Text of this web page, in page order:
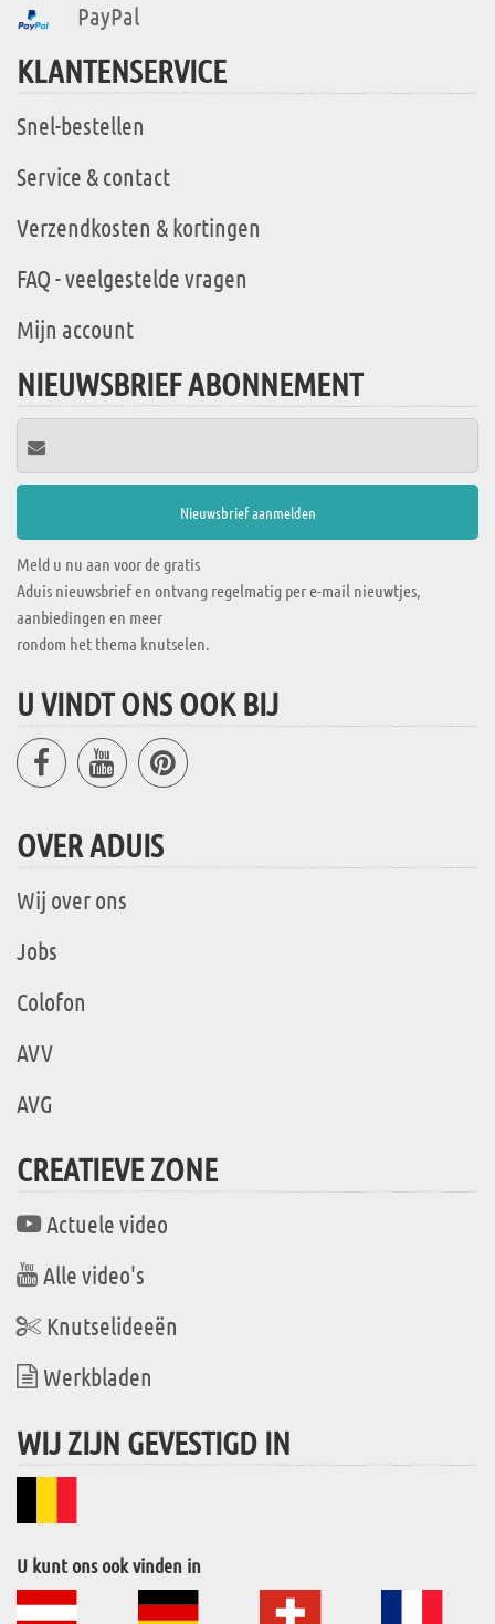
PayPal
KLANTENSERVICE
Snel-bestellen
Service & contact
Verzendkosten & kortingen
FAQ - veelgestelde vragen
Mijn account
NIEUWSBRIEF ABONNEMENT
Meld u nu aan voor de gratis
Aduis nieuwsbrief en ontvang regelmatig per e-mail nieuwtjes,
aanbiedingen en meer
rondom het thema knutselen.
U VINDT ONS OOK BIJ
OVER ADUIS
Wij over ons
Jobs
Colofon
AVV
AVG
CREATIEVE ZONE
Actuele video
Alle video's
Knutselideeën
Werkbladen
WIJ ZIJN GEVESTIGD IN
U kunt ons ook vinden in